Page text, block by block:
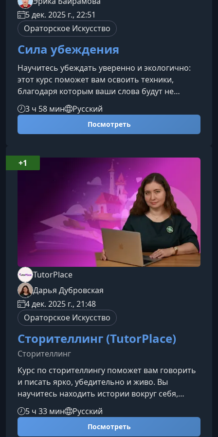
5 дек. 2025 г., 22:51
Ораторское Искусство
Сила убеждения
Научитесь убеждать уверенно и экологично:
этот курс поможет вам освоить техники,
благодаря которым ваши слова будут не
просто услышаны — они повлияют на решения
и действия собеседника. Вы разберётесь, как
выстраивать контакт, управлять контекстом
узнаете на курсеКурс раскрывает ключевые
механики влияния и даёт практический
инструментарий для применения их в деловом
3 ч 58 мин Русский
Посмотреть
TutorPlace
Дарья Дубровская
4 дек. 2025 г., 21:48
Ораторское Искусство
Сторителлинг (TutorPlace)
Сторителлинг
Курс по сторителлингу поможет вам говорить
и писать ярко, убедительно и живо. Вы
научитесь находить истории вокруг себя,
превращать их в выразительные тексты и
использовать сторителлинг в выступлениях,
соцсетях и деловой коммуникации — легко,
5 ч 33 мин Русский
Посмотреть
+1